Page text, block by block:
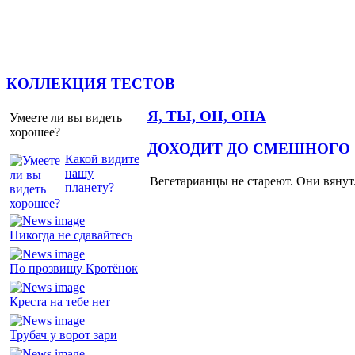
КОЛЛЕКЦИЯ ТЕСТОВ
Умеете ли вы видеть
хорошее?
Какой видите
нашу
планету?
Я, ТЫ, ОН, ОНА
Никогда не сдавайтесь
По прозвищу Кротёнок
Креста на тебе нет
Трубач у ворот зари
ДОХОДИТ ДО СМЕШНОГО
Вегетарианцы не стареют. Они